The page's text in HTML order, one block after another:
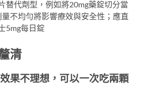
替代劑型，例如將20mg藥錠切分當
不均勻將影響療效與安全性；應直
5mg每日錠
清
果不理想，可以一次吃兩顆